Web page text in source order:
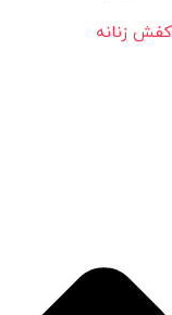
کفش زنانه